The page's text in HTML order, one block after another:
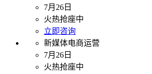
7月26日
火热抢座中
立即咨询
新媒体电商运营
7月26日
火热抢座中